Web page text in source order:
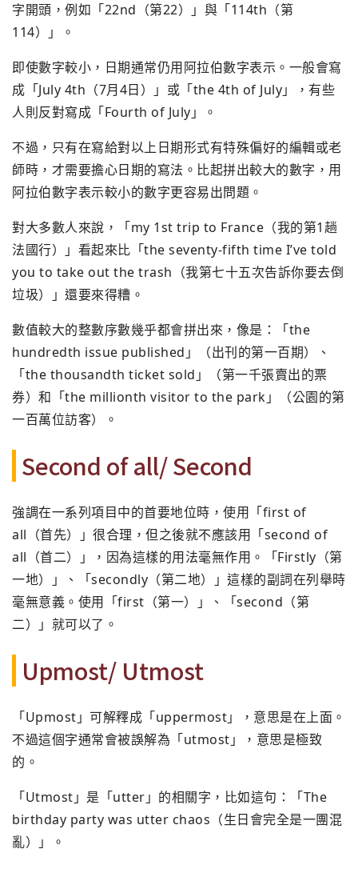
字開頭，例如「22nd（第22）」與「114th（第
114）」。
即使數字較小，日期通常仍用阿拉伯數字表示。一般會寫
成「July 4th（7月4日）」或「the 4th of July」，有些
人則反對寫成「Fourth of July」。
不過，只有在寫給對以上日期形式有特殊偏好的編輯或老
師時，才需要擔心日期的寫法。比起拼出較大的數字，用
阿拉伯數字表示較小的數字更容易出問題。
對大多數人來說，「my 1st trip to France（我的第1趟
法國行）」看起來比「the seventy-fifth time I’ve told
you to take out the trash（我第七十五次告訴你要去倒
垃圾）」還要來得糟。
數值較大的整數序數幾乎都會拼出來，像是：「the
hundredth issue published」（出刊的第一百期）、
「the thousandth ticket sold」（第一千張賣出的票
券）和「the millionth visitor to the park」（公園的第
一百萬位訪客）。
Second of all/ Second
強調在一系列項目中的首要地位時，使用「first of
all（首先）」很合理，但之後就不應該用「second of
all（首二）」，因為這樣的用法毫無作用。「Firstly（第
一地）」、「secondly（第二地）」這樣的副詞在列舉時
毫無意義。使用「first（第一）」、「second（第
二）」就可以了。
Upmost/ Utmost
「Upmost」可解釋成「uppermost」，意思是在上面。
不過這個字通常會被誤解為「utmost」，意思是極致
的。
「Utmost」是「utter」的相關字，比如這句：「The
birthday party was utter chaos（生日會完全是一團混
亂）」。